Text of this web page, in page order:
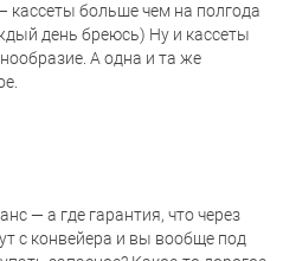
кассеты больше чем на полгода
день бреюсь) Ну и кассеты
А одна и та же
— а где гарантия, что через
с конвейера и вы вообще под